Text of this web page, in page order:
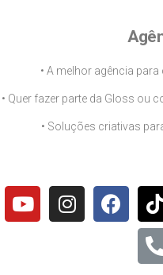
• A melhor agência
• Quer fazer parte da Gloss ou
• Soluções criativas